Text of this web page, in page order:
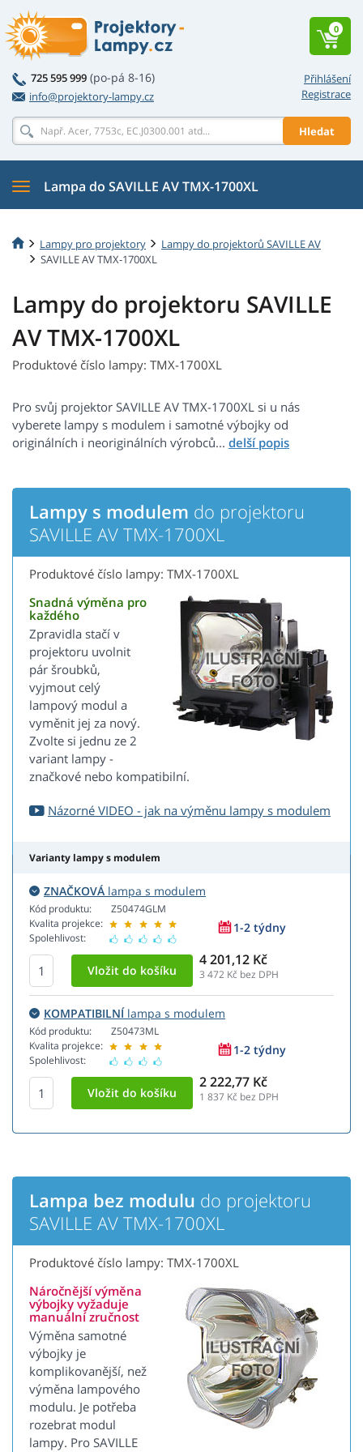
Přihlášení
Registrace
725 595 999 (po-pá 8-16)
info@projektory-lampy.cz
Hledat
0
Lampa do SAVILLE AV TMX-1700XL
Lampy pro projektory
Lampy do projektorů SAVILLE AV
SAVILLE AV TMX-1700XL
Lampy do projektoru SAVILLE
AV TMX-1700XL
Produktové číslo lampy: TMX-1700XL
Pro svůj projektor SAVILLE AV TMX-1700XL si u nás
vyberete lampy s modulem i samotné výbojky od
originálních i neoriginálních výrobců...
Lampy s modulem do projektoru
SAVILLE AV TMX-1700XL
Produktové číslo lampy: TMX-1700XL
Snadná výměna pro
každého
Zpravidla stačí v
projektoru uvolnit
pár šroubků,
vyjmout celý
lampový modul a
vyměnit jej za nový.
Zvolte si jednu ze 2
variant lampy -
značkové nebo kompatibilní.
Názorné VIDEO - jak na výměnu lampy s modulem
Varianty lampy s modulem
ZNAČKOVÁ lampa s modulem
Kód produktu:
Kvalita projekce:
Spolehlivost:
Z50474GLM
1-2 týdny
4 201,12 Kč
3 472 Kč bez DPH
KOMPATIBILNÍlampa s modulem
Kód produktu:
Kvalita projekce:
Spolehlivost:
Z50473ML
1-2 týdny
2 222,77 Kč
1 837 Kč bez DPH
Lampa bez modulu do projektoru
SAVILLE AV TMX-1700XL
Produktové číslo lampy: TMX-1700XL
Náročnější výměna
výbojky vyžaduje
manuální zručnost
Výměna samotné
výbojky je
komplikovanější, než
výměna lampového
modulu. Je potřeba
rozebrat modul
lampy. Pro SAVILLE